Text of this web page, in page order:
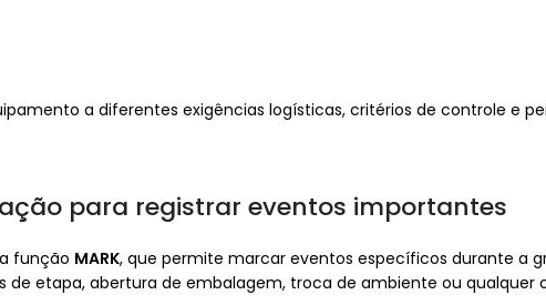
a diferentes exigências logísticas, critérios de controle e
para registrar eventos importantes
função MARK, que permite marcar eventos específicos durante a
de etapa, abertura de embalagem, troca de ambiente ou